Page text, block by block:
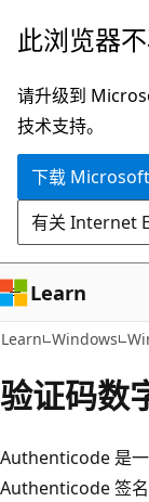
跳
主
要
内
此浏览器
请升级到
技术支持。
下载
有关 Internet
Learn
Learn Windows
验证码数
Authenticode 是
Authenticode 签